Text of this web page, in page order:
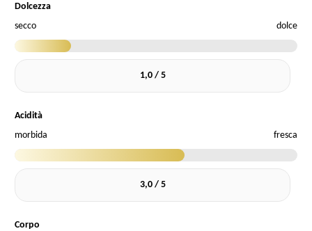
Dolcezza
secco
dolce
1,0 / 5
Acidità
morbida
fresca
3,0 / 5
Corpo